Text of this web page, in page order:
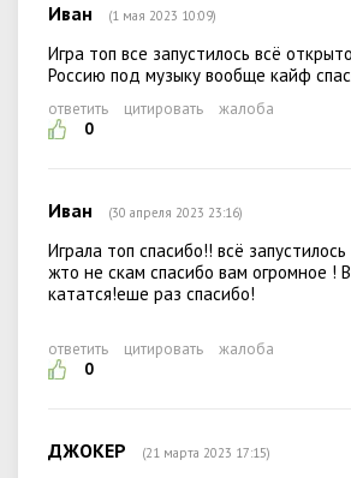
Иван (1 мая 2023 10:09)
Игра топ все запустилось всё
Россию под музыку вообще кайф
ответить цитировать
жалоба
0
Иван (30 апреля 2023 23:16)
Играла топ спасибо!! всё
жто не скам спасибо вам огромное !
кататся!еше раз спасибо!
ответить цитировать
жалоба
0
ДЖОКЕР (21 марта 2023 17:15)